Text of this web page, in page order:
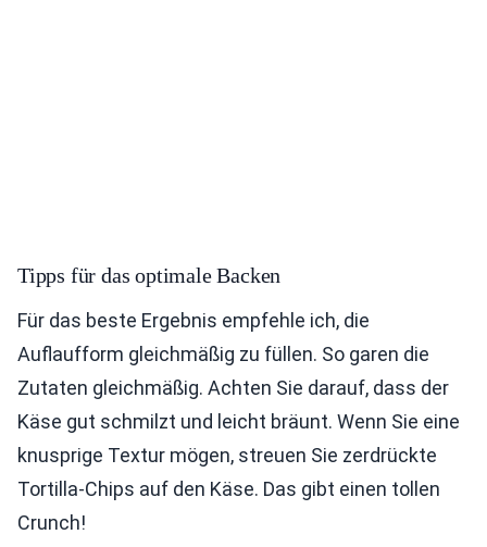
Tipps für das optimale Backen
Für das beste Ergebnis empfehle ich, die
Auflaufform gleichmäßig zu füllen. So garen die
Zutaten gleichmäßig. Achten Sie darauf, dass der
Käse gut schmilzt und leicht bräunt. Wenn Sie eine
knusprige Textur mögen, streuen Sie zerdrückte
Tortilla-Chips auf den Käse. Das gibt einen tollen
Crunch!